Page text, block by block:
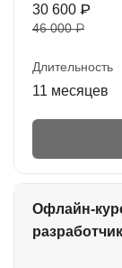
30 600 ₽
46 000 ₽
Длительность
11 месяцев
Офлайн-
разработчик